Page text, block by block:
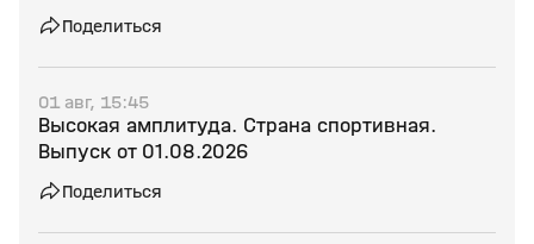
Поделиться
01 авг, 15:45
Высокая амплитуда. Страна спортивная.
Выпуск от 01.08.2026
Поделиться